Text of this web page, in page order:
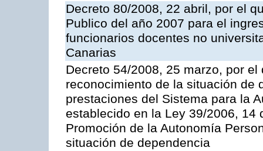
Decreto 80/2008, 22 abril, por el
Publico del año 2007 para el
funcionarios docentes no
Canarias
Decreto 54/2008, 25 marzo, por
reconocimiento de la situación de
prestaciones del Sistema para la
establecido en la Ley 39/2006, 14
Promoción de la Autonomía
situación de dependencia